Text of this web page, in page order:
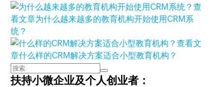
查
看文章为什么越来越多的教育机构开始使用CRM系
统？
查看文
章什么样的CRM解决方案适合小型教育机构？
扶持小微企业及个人创业者：